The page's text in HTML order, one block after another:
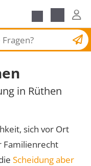
Scheidungsantrag
in Rüthen
sich vor Ort
Familienrecht
Scheidung aber